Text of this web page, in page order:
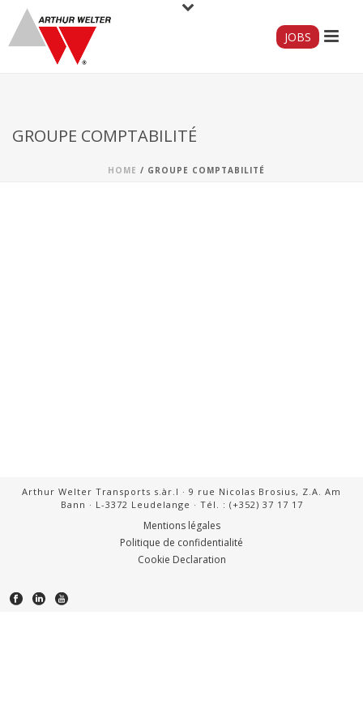
JOBS
GROUPE COMPTABILITÉ
HOME / GROUPE COMPTABILITÉ
Arthur Welter Transports s.àr.l · 9 rue Nicolas Brosius, Z.A. Am
Bann · L-3372 Leudelange · Tél. : (+352) 37 17 17
Mentions légales
Politique de confidentialité
Cookie Declaration